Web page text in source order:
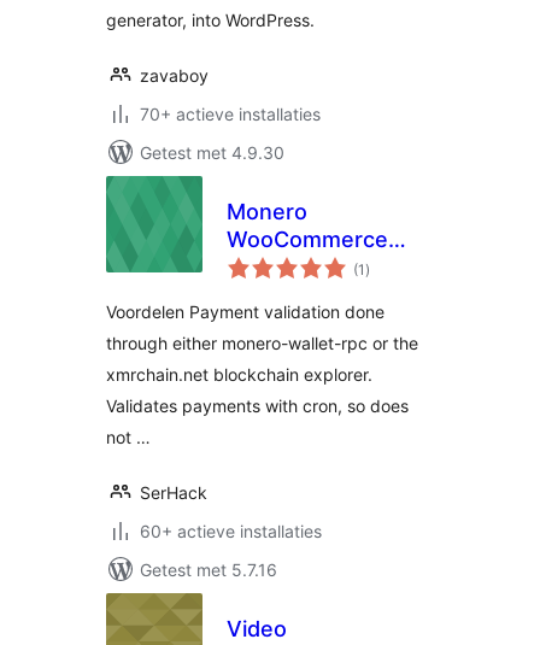
generator, into WordPress.
zavaboy
70+ actieve installaties
Getest met 4.9.30
Monero
WooCommerce
Uitbreiding
(1 totaal
waarderingen
)
Voordelen Payment validation done
through either monero-wallet-rpc or the
xmrchain.net blockchain explorer.
Validates payments with cron, so does
not …
SerHack
60+ actieve installaties
Getest met 5.7.16
Video